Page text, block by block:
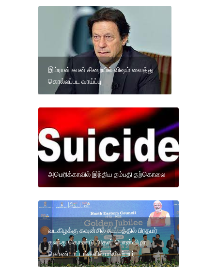
இம்ரான் கான் சிறையில் விஷம் வைத்து
கொல்லப்பட வாய்ப்பு
அமெரிக்காவில் இந்திய தம்பதி தற்கொலை
வடகிழக்கு கவுன்சில் கூட்டத்தில் பிரதமர்
கலந்து கொண்டு அதன் பொன்விழா
கொண்டாட்டங்களில் பங்கேற்றார்